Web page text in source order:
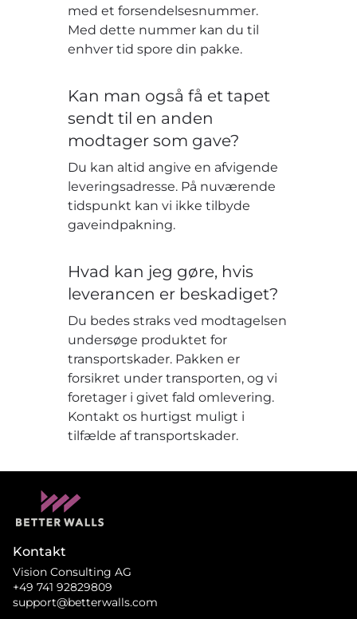
med et forsendelsesnummer.
Med dette nummer kan du til
enhver tid spore din pakke.
Kan man også få et tapet
sendt til en anden
modtager som gave?
Du kan altid angive en afvigende
leveringsadresse. På nuværende
tidspunkt kan vi ikke tilbyde
gaveindpakning.
Hvad kan jeg gøre, hvis
leverancen er beskadiget?
Du bedes straks ved modtagelsen
undersøge produktet for
transportskader. Pakken er
forsikret under transporten, og vi
foretager i givet fald omlevering.
Kontakt os hurtigst muligt i
tilfælde af transportskader.
Kontakt
Vision Consulting AG
+49 741 92829809
support@betterwalls.com